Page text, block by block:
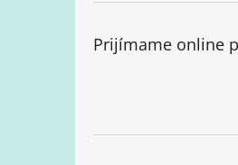
Prijímame online